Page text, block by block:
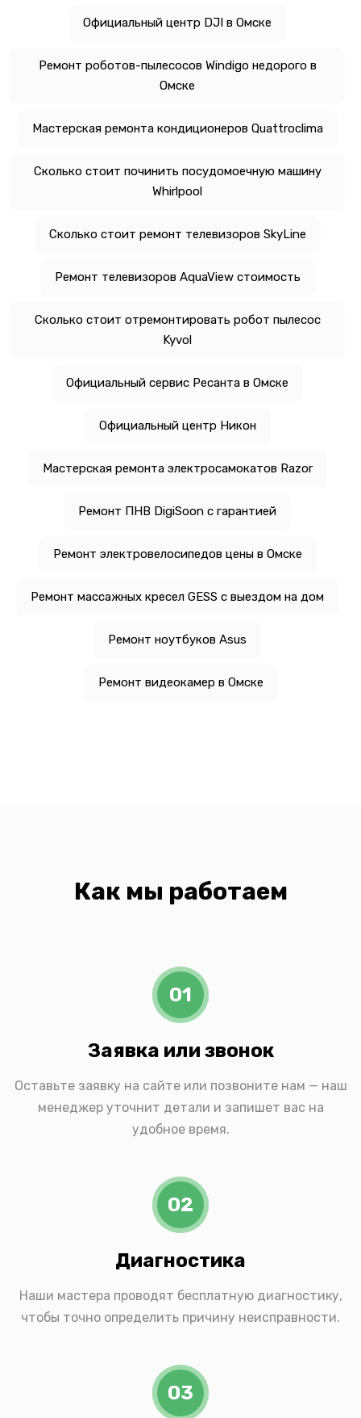
Официальный центр DJI в Омске
Ремонт роботов-пылесосов Windigo недорого в
Омске
Мастерская ремонта кондиционеров Quattroclima
Сколько стоит починить посудомоечную машину
Whirlpool
Сколько стоит ремонт телевизоров SkyLine
Ремонт телевизоров AquaView стоимость
Сколько стоит отремонтировать робот пылесос
Kyvol
Официальный сервис Ресанта в Омске
Официальный центр Никон
Мастерская ремонта электросамокатов Razor
Ремонт ПНВ DigiSoon с гарантией
Ремонт электровелосипедов цены в Омске
Ремонт массажных кресел GESS с выездом на дом
Ремонт ноутбуков Asus
Ремонт видеокамер в Омске
Как мы работаем
01
Заявка или звонок
Оставьте заявку на сайте или позвоните нам — наш
менеджер уточнит детали и запишет вас на
удобное время.
02
Диагностика
Наши мастера проводят бесплатную диагностику,
чтобы точно определить причину неисправности.
03